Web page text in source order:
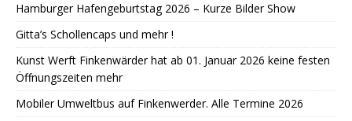
Hamburger Hafengeburtstag 2026 – Kurze Bilder Show
Gitta’s Schollencaps und mehr !
Kunst Werft Finkenwärder hat ab 01. Januar 2026 keine festen
Öffnungszeiten mehr
Mobiler Umweltbus auf Finkenwerder. Alle Termine 2026